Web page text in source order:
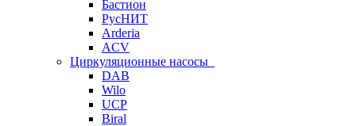
Бастион
РусНИТ
Arderia
ACV
Циркуляционные насосы
DAB
Wilo
UCP
Biral